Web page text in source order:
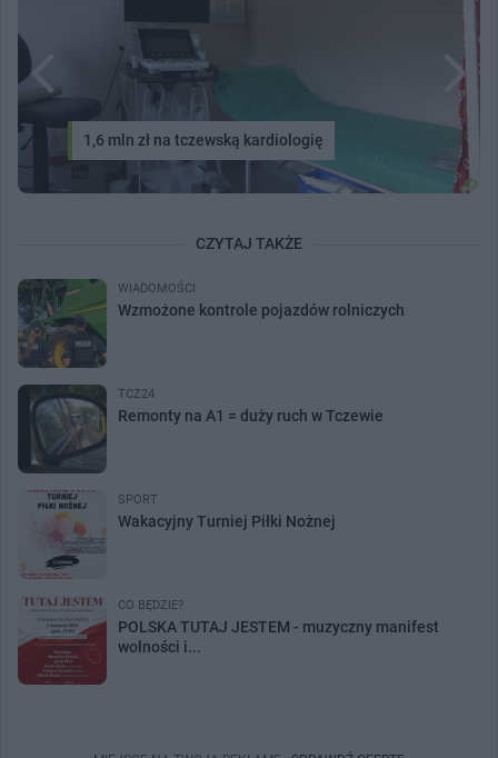
1,6 mln zł na tczewską kardiologię
CZYTAJ TAKŻE
WIADOMOŚCI
Wzmożone kontrole pojazdów rolniczych
TCZ24
Remonty na A1 = duży ruch w Tczewie
SPORT
Wakacyjny Turniej Piłki Nożnej
CO BĘDZIE?
POLSKA TUTAJ JESTEM - muzyczny manifest
wolności i...